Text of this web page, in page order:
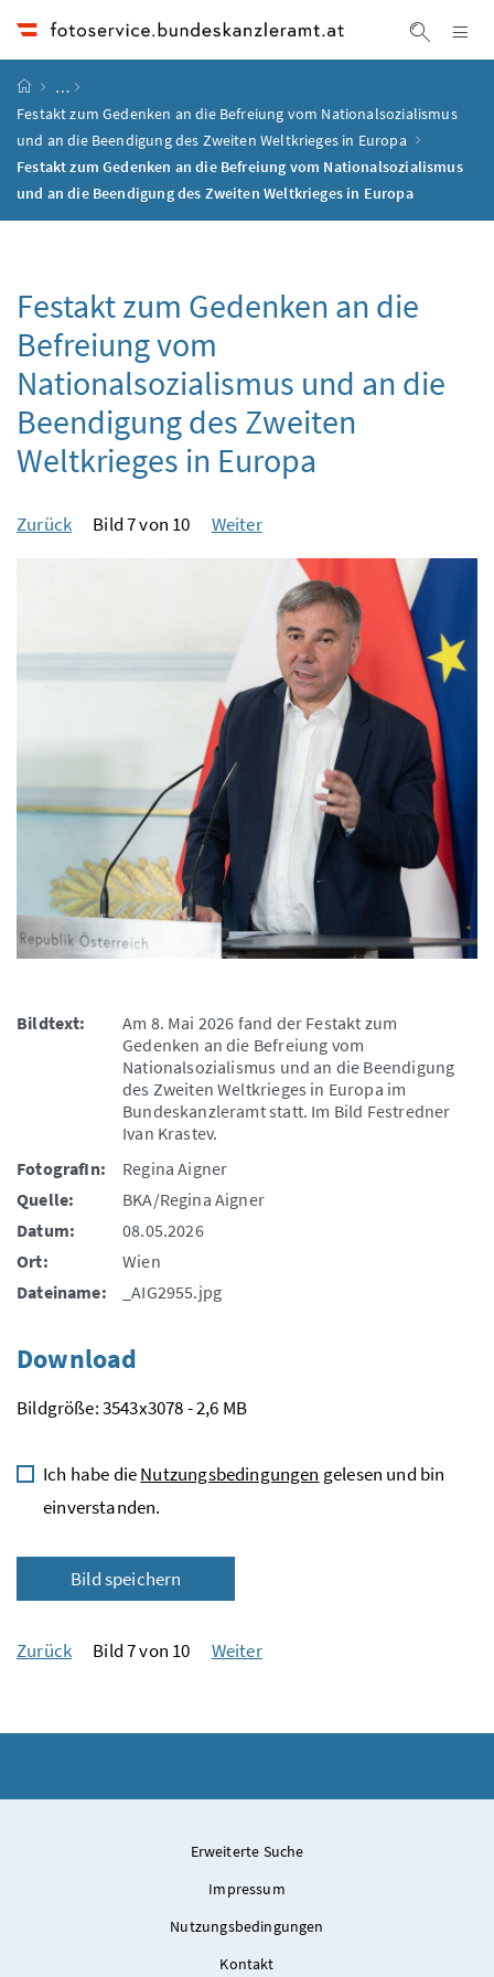
Suche
Startseite
…
Festakt zum Gedenken an die Befreiung vom Nationalsozialismus
und an die Beendigung des Zweiten Weltkrieges in Europa
Festakt zum Gedenken an die Befreiung vom Nationalsozialismus
und an die Beendigung des Zweiten Weltkrieges in Europa
Festakt zum Gedenken an die
Befreiung vom
Nationalsozialismus und an die
Beendigung des Zweiten
Weltkrieges in Europa
Zurück Bild 7 von 10 Weiter
Bildtext:
Am 8. Mai 2026 fand der Festakt zum
Gedenken an die Befreiung vom
Nationalsozialismus und an die Beendigung
des Zweiten Weltkrieges in Europa im
Bundeskanzleramt statt. Im Bild Festredner
Ivan Krastev.
FotografIn:
Regina Aigner
Quelle:
BKA/Regina Aigner
Datum:
08.05.2026
Ort:
Wien
Dateiname:
_AIG2955.jpg
Download
Bildgröße: 3543x3078 - 2,6 MB
Ich habe dieNutzungsbedingungen gelesen und bin
einverstanden.
Bild speichern
Zurück Bild 7 von 10 Weiter
Erweiterte Suche
Impressum
Nutzungsbedingungen
Kontakt